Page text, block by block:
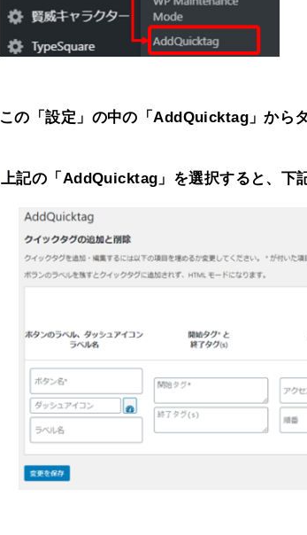
この「設定」の中の「AddQuicktag」から
上記の「AddQuicktag」を選択すると、下